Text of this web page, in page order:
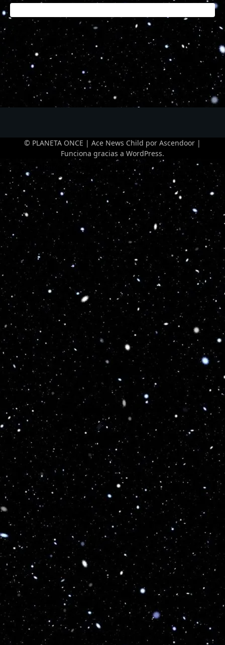
© PLANETA ONCE | Ace News Child por Ascendoor |
Funciona gracias a WordPress.
Optimized by Seraphinite Accelerator
Turns on site high speed to be attractive for people and search engines.